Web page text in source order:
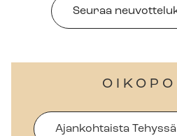
Seuraa
Ajankohtaista Tehyssä